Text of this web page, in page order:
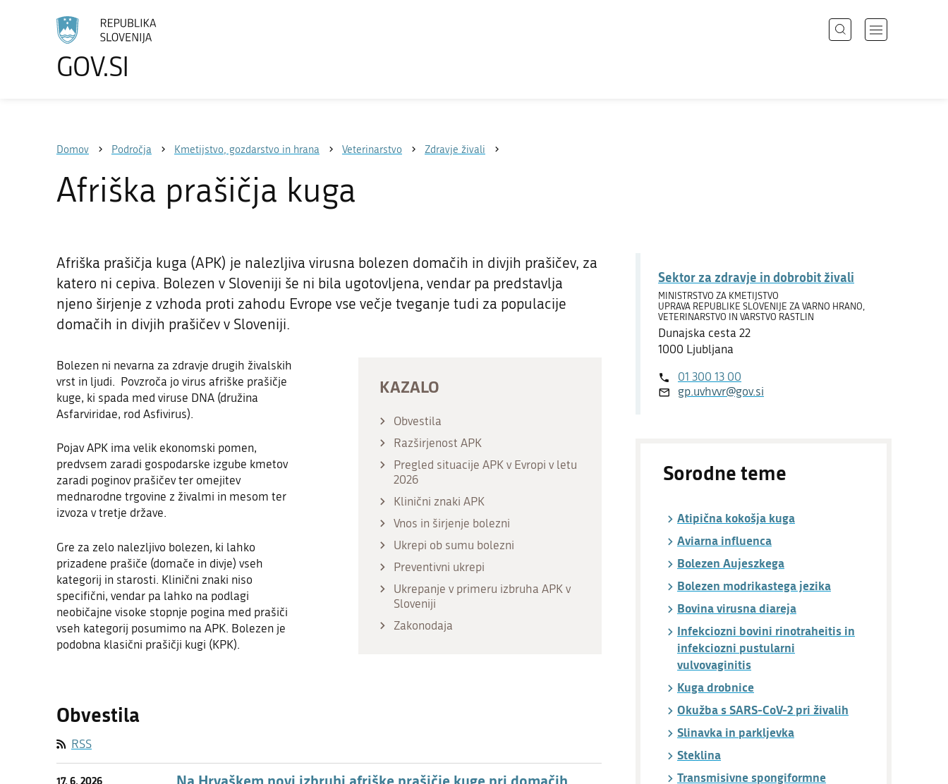
GOV.SI
Odpri
Domov Področja Kmetijstvo, gozdarstvo in hrana Veterinarstvo Zdravje živali
Afriška prašičja kuga
Afriška prašičja kuga (APK) je nalezljiva virusna bolezen domačih in divjih prašičev, za
katero ni cepiva. Bolezen v Sloveniji še ni bila ugotovljena, vendar pa predstavlja
njeno širjenje z vzhoda proti zahodu Evrope vse večje tveganje tudi za populacije
domačih in divjih prašičev v Sloveniji.
KAZALO
Obvestila
Razširjenost APK
Pregled situacije APK v Evropi v letu
2026
Klinični znaki APK
Vnos in širjenje bolezni
Ukrepi ob sumu bolezni
Preventivni ukrepi
Ukrepanje v primeru izbruha APK v
Sloveniji
Zakonodaja
Bolezen ni nevarna za zdravje drugih živalskih
vrst in ljudi. Povzroča jo virus afriške prašičje
kuge, ki spada med viruse DNA (družina
Asfarviridae, rod Asfivirus).
Pojav APK ima velik ekonomski pomen,
predvsem zaradi gospodarske izgube kmetov
zaradi poginov prašičev ter omejitev
mednarodne trgovine z živalmi in mesom ter
izvoza v tretje države.
Gre za zelo nalezljivo bolezen, ki lahko
prizadene prašiče (domače in divje) vseh
kategorij in starosti. Klinični znaki niso
specifični, vendar pa lahko na podlagi
neobičajne visoke stopnje pogina med prašiči
vseh kategorij posumimo na APK. Bolezen je
podobna klasični prašičji kugi (KPK).
Obvestila
RSS
17. 6. 2026
Sektor za zdravje in dobrobit živali
MINISTRSTVO ZA KMETIJSTVO
UPRAVA REPUBLIKE SLOVENIJE ZA VARNO HRANO,
VETERINARSTVO IN VARSTVO RASTLIN
Dunajska cesta 22
1000 Ljubljana
01 300 13 00
gp.uvhvvr@gov.si
Sorodne teme
Atipična kokošja kuga
Aviarna influenca
Bolezen Aujeszkega
Bolezen modrikastega jezika
Bovina virusna diareja
Infekciozni bovini rinotraheitis in
infekciozni pustularni
vulvovaginitis
Kuga drobnice
Okužba s SARS-CoV-2 pri živalih
Slinavka in parkljevka
Steklina
Transmisivne spongiformne